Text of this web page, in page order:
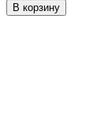
В корзину